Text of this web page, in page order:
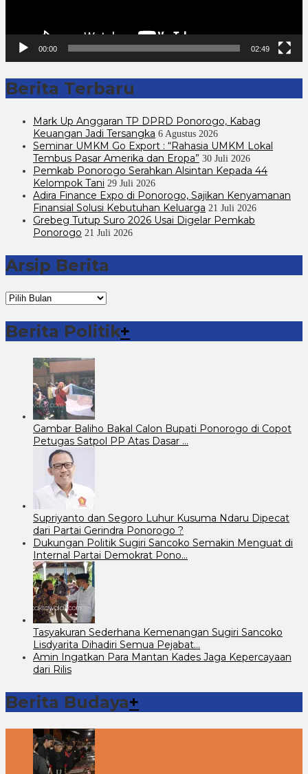
00:00 02:49
Berita Terbaru
Mark Up Anggaran TP DPRD Ponorogo, Kabag
Keuangan Jadi Tersangka 6 Agustus 2026
Seminar UMKM Go Export : “Rahasia UMKM Lokal
Tembus Pasar Amerika dan Eropa” 30 Juli 2026
Pemkab Ponorogo Serahkan Alsintan Kepada 44
Kelompok Tani 29 Juli 2026
Adira Finance Expo di Ponorogo, Sajikan Kenyamanan
Finansial Solusi Kebutuhan Keluarga 21 Juli 2026
Grebeg Tutup Suro 2026 Usai Digelar Pemkab
Ponorogo 21 Juli 2026
Arsip Berita
Arsip
Berita
Berita Politik+
Gambar Baliho Bakal Calon Bupati Ponorogo di Copot
Petugas Satpol PP Atas Dasar …
Supriyanto dan Segoro Luhur Kusuma Ndaru Dipecat
dari Partai Gerindra Ponorogo ?
Dukungan Politik Sugiri Sancoko Semakin Menguat di
Internal Partai Demokrat Pono…
Tasyakuran Sederhana Kemenangan Sugiri Sancoko
Lisdyarita Dihadiri Semua Pejabat…
Amin Ingatkan Para Mantan Kades Jaga Kepercayaan
dari Rilis
Berita Budaya+